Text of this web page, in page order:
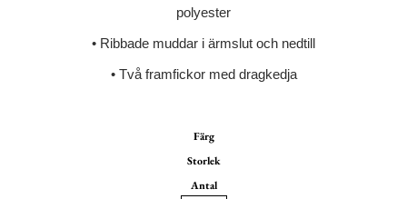
polyester
• Ribbade muddar i ärmslut och nedtill
• Två framfickor med dragkedja
Färg
Storlek
Antal